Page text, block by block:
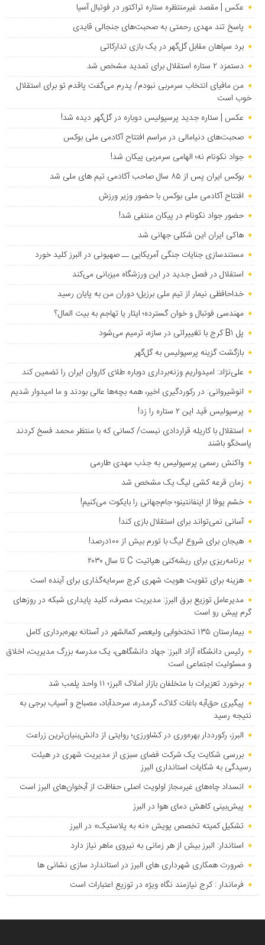
عکس | مقصد غیرمنتظره ستاره تراکتور در فوتبال آسیا
پاسخ تند مهدی رحمتی به صحبت‌های جنجالی قایدی
برد سپاهان مقابل گل‌گهر در یک بازی تدارکاتی
دستمزد ۲ ستاره استقلال برای تمدید مشخص شد
من مافیای انتخاب سرمربی نبودم/ پدرم می‌گفت پاقدم تو برای استقلال
خوب است
عکس | ستاره جدید پرسپولیس دوباره در گل‌گهر دیده شد!
صحبت‌های دنیامالی در مراسم افتتاح آکادمی ملی بوکس
جواد نکونام نه؛ الهامی سرمربی پیکان شد!
بوکس ایران پس از ۸۵ سال صاحب آکادمی تیم های ملی شد
افتتاح آکادمی ملی بوکس با حضور وزیر ورزش
حضور جواد نکونام در پیکان منتفی شد!
هاکی ایران این شکلی جهانی شد
مستندسازی جنایات جنگی آمریکایی ــ صهیونی در البرز کلید خورد
استقلال در فصل جدید در این ورزشگاه میزبانی می‌کند
خداحافظی نیمار از تیم ملی برزیل؛ دوران من به پایان رسید
مهندسی فوتبال و خوان گسترده؛ ایثار یا تهاجم به بیت المال؟
پل B۱ کرج با تغییراتی در سازه، ترمیم می‌شود
بازگشت گزینه پرسپولیس به ‌گل‌گهر
علی‌نژاد: امیدواریم وزنه‌برداری دوباره طلای کاروان ایران را تضمین کند
انوشیروانی: در رکوردگیری اخیر، همه بچه‌ها عالی بودند و ما امیدوار شدیم
پرسپولیس قید این ۲ ستاره را زد!
استقلال با کاریله قراردادی نبست/ کسانی که با منتظر محمد فسخ کردند
پاسخگو باشند
واکنش رسمی پرسپولیس به جذب مهدی طارمی
زمان قرعه کشی لیگ یک مشخص شد
خشم یوفا از اینفانتینو؛ جام‌جهانی را بایکوت می‌کنیم!
آسانی نمی‌تواند برای استقلال بازی کند!
هیجان برای شروع لیگ با تورم بیش از ۱۰۰درصد!
برنامه‌ریزی برای ریشه‌کنی هپاتیت C تا سال ۲۰۳۰
هزینه برای تقویت هویت شهری کرج سرمایه‌گذاری برای آینده است
مدیرعامل توزیع برق البرز: مدیریت مصرف، کلید پایداری شبکه در روزهای
گرم پیش رو است
بیمارستان ۱۳۵ تختخوابی ولیعصر کمالشهر در آستانه بهره‌برداری کامل
رئیس دانشگاه آزاد البرز: جهاد دانشگاهی، یک مدرسه بزرگ مدیریت، اخلاق
و مسئولیت اجتماعی است
برخورد تعزیرات با متخلفان بازار املاک البرز؛ ۱۱ واحد پلمب شد
پیگیری حق‌آبه باغات کلاک، گرمدره، سرحدآباد، مصباح و آسیاب برجی به
نتیجه رسید
البرز، رکورددار بهره‌وری در کشاورزی؛ روایتی از دانش‌بنیان‌ترین زراعت
بررسی شکایت یک شرکت فضای سبزی از مدیریت شهری در هیئت
رسیدگی به شکایات استانداری البرز
انسداد چاه‌های غیرمجاز اولویت اصلی حفاظت از آبخوان‌های البرز است
پیش‌بینی کاهش دمای هوا در البرز
تشکیل کمیته تخصص پویش «نه به پلاستیک» در البرز
استاندار: البرز بیش از هر زمانی به نیروی ماهر نیاز دارد
ضرورت همکاری شهرداری های البرز در استاندارد سازی نشانی ها
فرماندار : کرج نیازمند نگاه ویژه در توزیع اعتبارات است